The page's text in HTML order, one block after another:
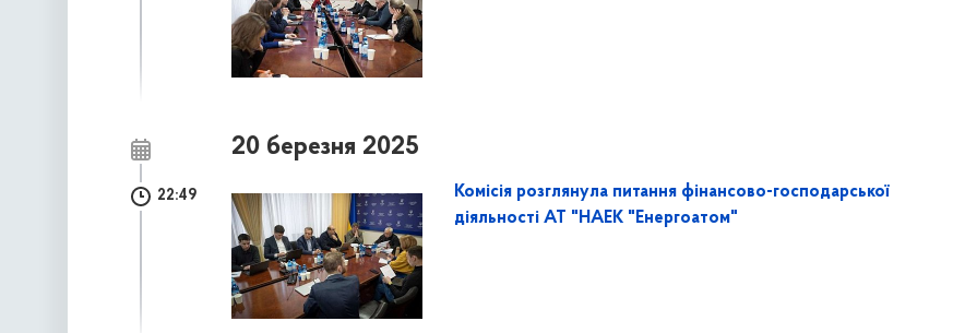
20 березня 2025
22:49
Комісія розглянула питання фінансово-господарської
діяльності АТ "НАЕК "Енергоатом"